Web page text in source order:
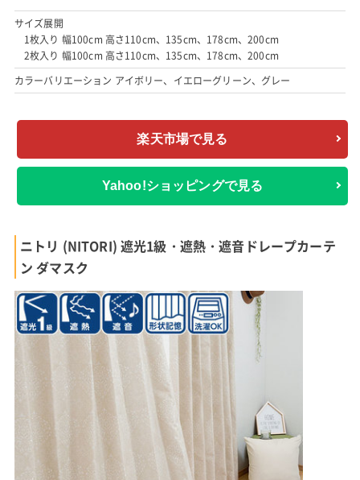
サイズ展開
1枚入り 幅100cm 高さ110cm、135cm、178cm、200cm
2枚入り 幅100cm 高さ110cm、135cm、178cm、200cm
カラーバリエーション アイボリー、イエローグリーン、グレー
楽天市場で見る
Yahoo!ショッピングで見る
ニトリ (NITORI) 遮光1級・遮熱・遮音ドレープカーテ
ン ダマスク